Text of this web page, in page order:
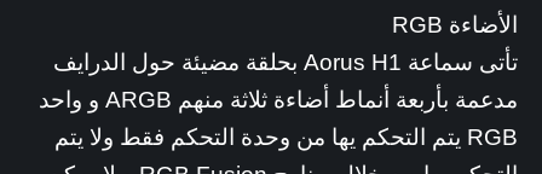
الأضاءة RGB
تأتى سماعة Aorus H1 بحلقة مضيئة حول الدرايف
مدعمة بأربعة أنماط أضاءة ثلاثة منهم ARGB و واحد
RGB يتم التحكم يها من وحدة التحكم فقط ولا يتم